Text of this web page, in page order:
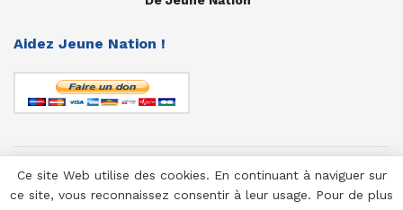
Aidez Jeune Nation !
© 1958-2025 Jeune Nation
Ce site Web utilise des cookies. En continuant à naviguer sur
ce site, vous reconnaissez consentir à leur usage. Pour de plus